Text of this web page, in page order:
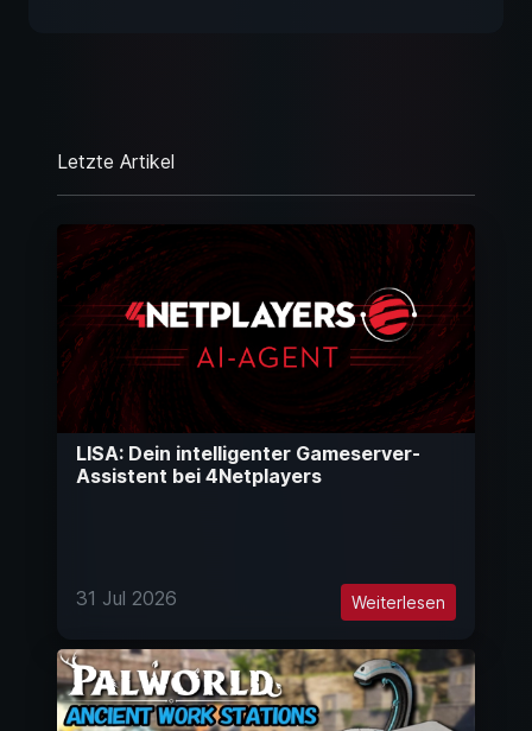
Letzte Artikel
LISA: Dein intelligenter Gameserver-
Assistent bei 4Netplayers
31 Jul 2026 Weiterlesen